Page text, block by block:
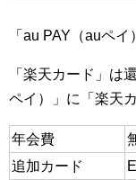
「au PAY（auペ
「楽天カード」は
ペイ）」に「楽天
年会費
追加カード